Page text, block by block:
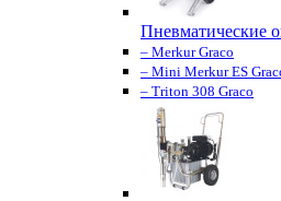
Пневматические
– Merkur Graco
– Mini Merkur ES
– Triton 308 Graco